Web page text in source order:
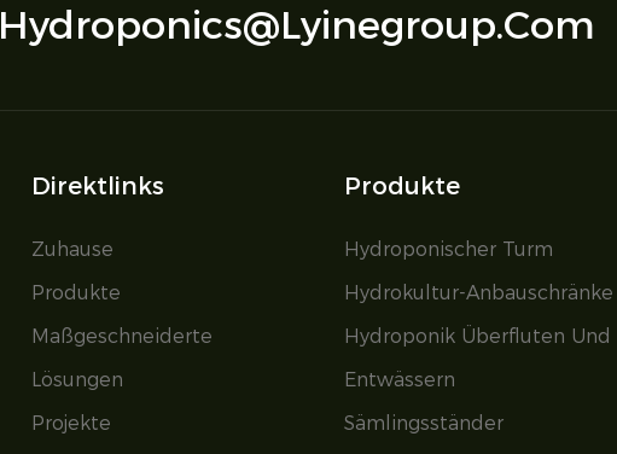
Hydroponics@lyinegroup.com
Direktlinks
Zuhause
Produkte
Maßgeschneiderte
Lösungen
Projekte
Produkte
Hydroponischer Turm
Hydrokultur-Anbauschränke
Hydroponik Überfluten Und
Entwässern
Sämlingsständer